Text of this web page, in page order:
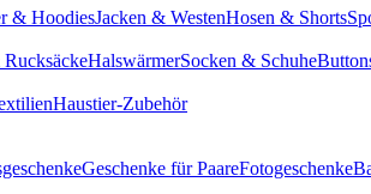
& HoodiesJacken & WestenHosen & Shorts
HalswärmerSocken & Schuhe
Haustier-Zubehör
Geschenke für PaareFotogeschenke